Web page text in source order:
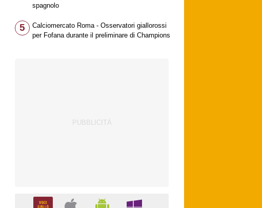
spagnolo
5
Calciomercato Roma - Osservatori giallorossi
per Fofana durante il preliminare di Champions